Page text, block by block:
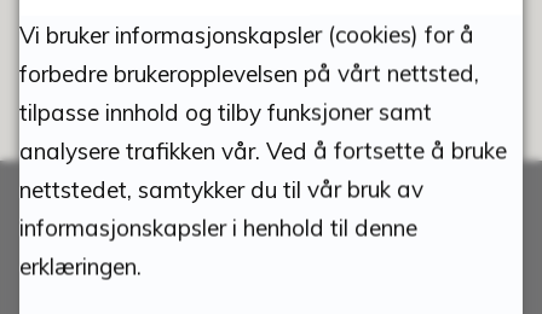
Vi bruker informasjonskapsler (cookies) for å
forbedre brukeropplevelsen på vårt nettsted,
tilpasse innhold og tilby funksjoner samt
analysere trafikken vår. Ved å fortsette å bruke
nettstedet, samtykker du til vår bruk av
informasjonskapsler i henhold til denne
erklæringen.